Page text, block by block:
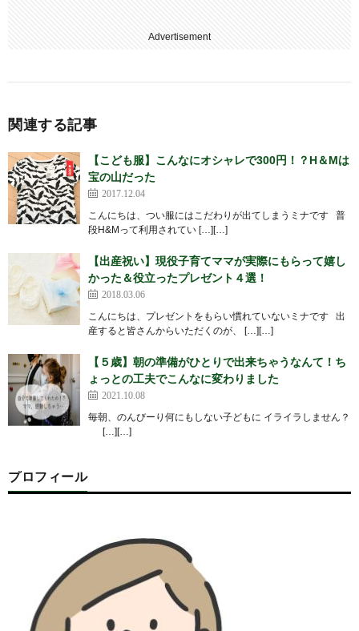
Advertisement
関連する記事
【こども服】こんなにオシャレで300円！？H＆Mは
宝の山だった
2017.12.04
こんにちは、つい服にはこだわりが出てしまうミナです 普
段H&Mって利用されてい […][…]
【出産祝い】現役子育てママが実際にもらって嬉し
かった＆役立ったプレゼント４選！
2018.03.06
こんにちは、プレゼントをもらい慣れていないミナです 出
産すると皆さんからいただくのが、 […][…]
【５歳】朝の準備がひとりで出来ちゃうなんて！ち
ょっとの工夫でこんなに変わりました
2021.10.08
毎朝、のんびーり何にもしない子どもに イライラしません？
[…][…]
プロフィール